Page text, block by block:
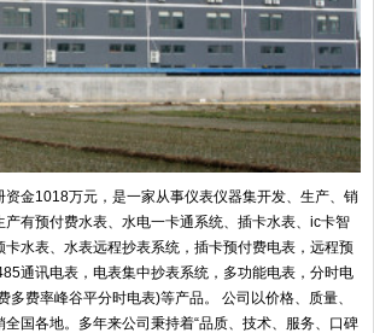
资金1018万元，是一家从事仪表仪器集开发、生产、销
产有预付费水表、水电一卡通系统、插卡水表、ic卡智
水表、水表远程抄表系统，插卡预付费电表，远程预
通讯电表，电表集中抄表系统，多功能电表，分时电
多费率峰谷平分时电表)等产品。 公司以价格、质量、
国各地。多年来公司秉持着“品质、技术、服务、口碑